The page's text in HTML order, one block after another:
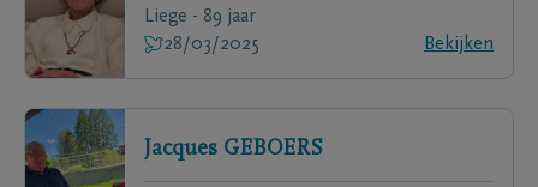
Liege - 89 jaar
28/03/2025
Bekijken
Jacques GEBOERS